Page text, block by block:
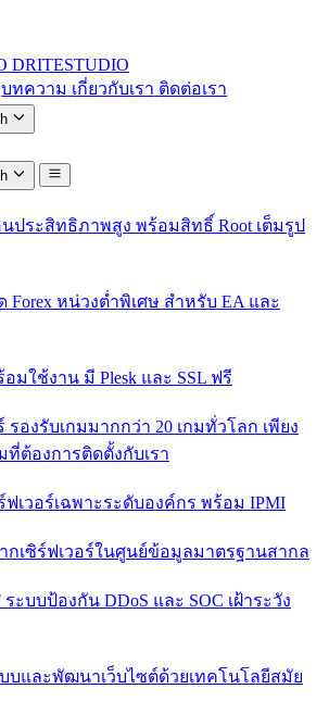
DRITESTUDIO
บทความ เกี่ยวกับเรา ติดต่อเรา
นประสิทธิภาพสูง พร้อมสิทธิ์ Root เต็มรูป
Forex หน่วงต่ำพิเศษ สำหรับ EA และ
มใช้งาน มี Plesk และ SSL ฟรี
รองรับเกมมากกว่า 20 เกมทั่วโลก เพียง
ที่ต้องการติดตั้งกับเรา
ฟเวอร์เฉพาะระดับองค์กร พร้อม IPMI
กเซิร์ฟเวอร์ในศูนย์ข้อมูลมาตรฐานสากล
ระบบป้องกัน DDoS และ SOC เฝ้าระวัง
บและพัฒนาเว็บไซต์ด้วยเทคโนโลยีสมัย